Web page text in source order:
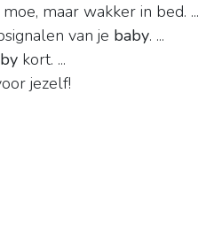
moe, maar wakker in bed. ...
van je baby. ...
kort. ...
jezelf!